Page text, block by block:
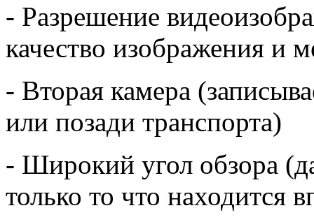
- Разрешение
качество изображения и
- Вторая камера
или позади транспорта)
- Широкий угол обзора
только то что находится